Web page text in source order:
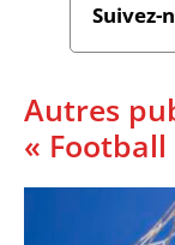
Suivez-
Autres
«